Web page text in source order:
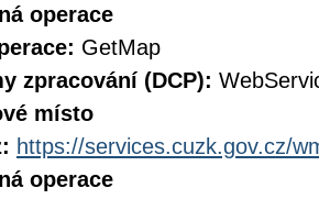
operace
GetMap
zpracování (DCP):
místo
https://services.cuzk.gov.cz/
operace